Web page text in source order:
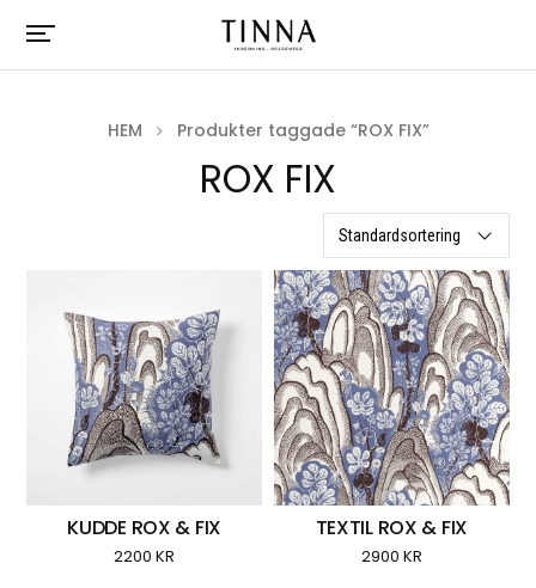
HEM Produkter taggade “ROX FIX”
ROX FIX
KUDDE ROX & FIX
2200KR
TEXTIL ROX & FIX
2900 KR